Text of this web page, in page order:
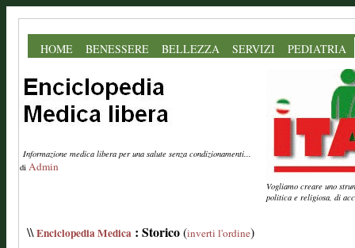
HOME BENESSERE BELLEZZA SERVIZI PEDIATRIA
Informazione medica libera per una salute senza condizionamenti...
di Admin
Vogliamo creare uno
politica e religiosa, di
\\Enciclopedia Medica : Storico(inverti l'ordine)